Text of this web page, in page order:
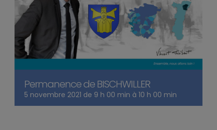
Permanence de BISCHWILLER
5 novembre 2021 de 9 h 00 min à 10 h 00 min